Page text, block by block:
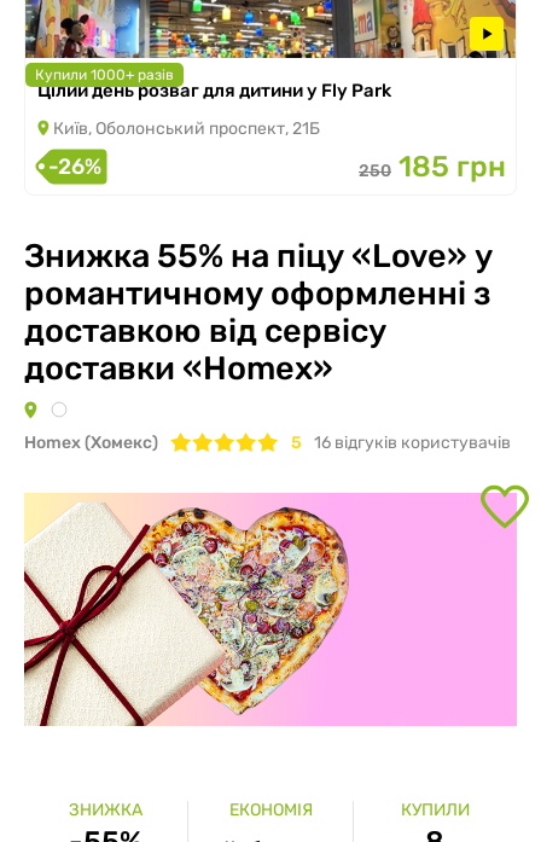
Купили 1000+ разів
Цілий день розваг для дитини у Fly Park
Київ, Оболонський проспект, 21Б
-26% 250 185 грн
Знижка 55% на піцу «Love» у
романтичному оформленні з
доставкою від сервісу
доставки «Homex»
Homex (Хомекс) 5 16 відгуків користувачів
ЗНИЖКА ЕКОНОМІЯ КУПИЛИ